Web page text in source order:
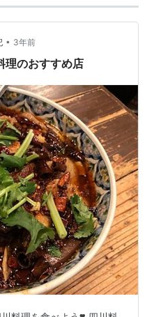
• 3年前
のおすすめ店